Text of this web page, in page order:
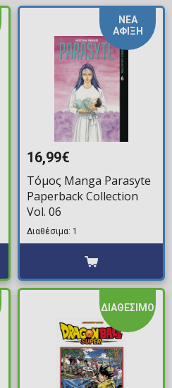
ΝΕΑ
ΑΦΙΞΗ
16,99€
Τόμος Manga Parasyte
Paperback Collection
Vol. 06
Διαθέσιμα: 1
ΔΙΑΘΕΣΙΜΟ